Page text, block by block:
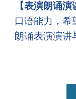
【表演朗诵演
口语能力，希
朗诵表演演讲